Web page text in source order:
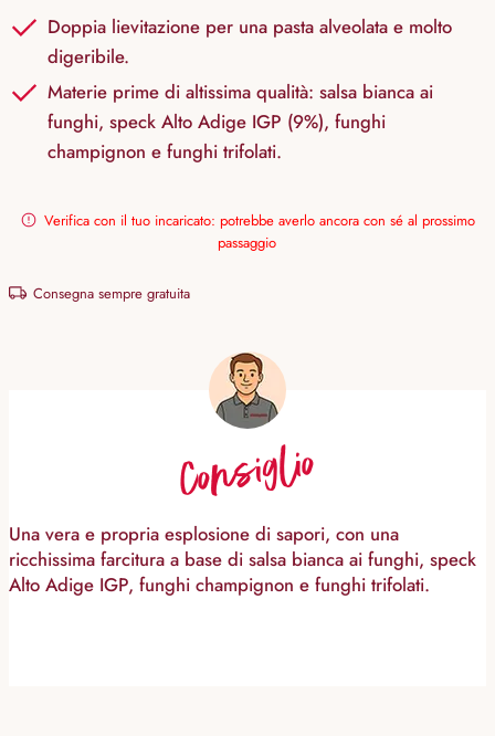
Doppia lievitazione per una pasta alveolata e molto
digeribile.
Materie prime di altissima qualità: salsa bianca ai
funghi, speck Alto Adige IGP (9%), funghi
champignon e funghi trifolati.
Verifica con il tuo incaricato: potrebbe averlo ancora con sé al prossimo
passaggio
Consegna sempre gratuita
Consiglio
Una vera e propria esplosione di sapori, con una
ricchissima farcitura a base di salsa bianca ai funghi, speck
Alto Adige IGP, funghi champignon e funghi trifolati.